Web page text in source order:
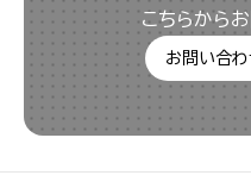
こちらから
お問い合わ